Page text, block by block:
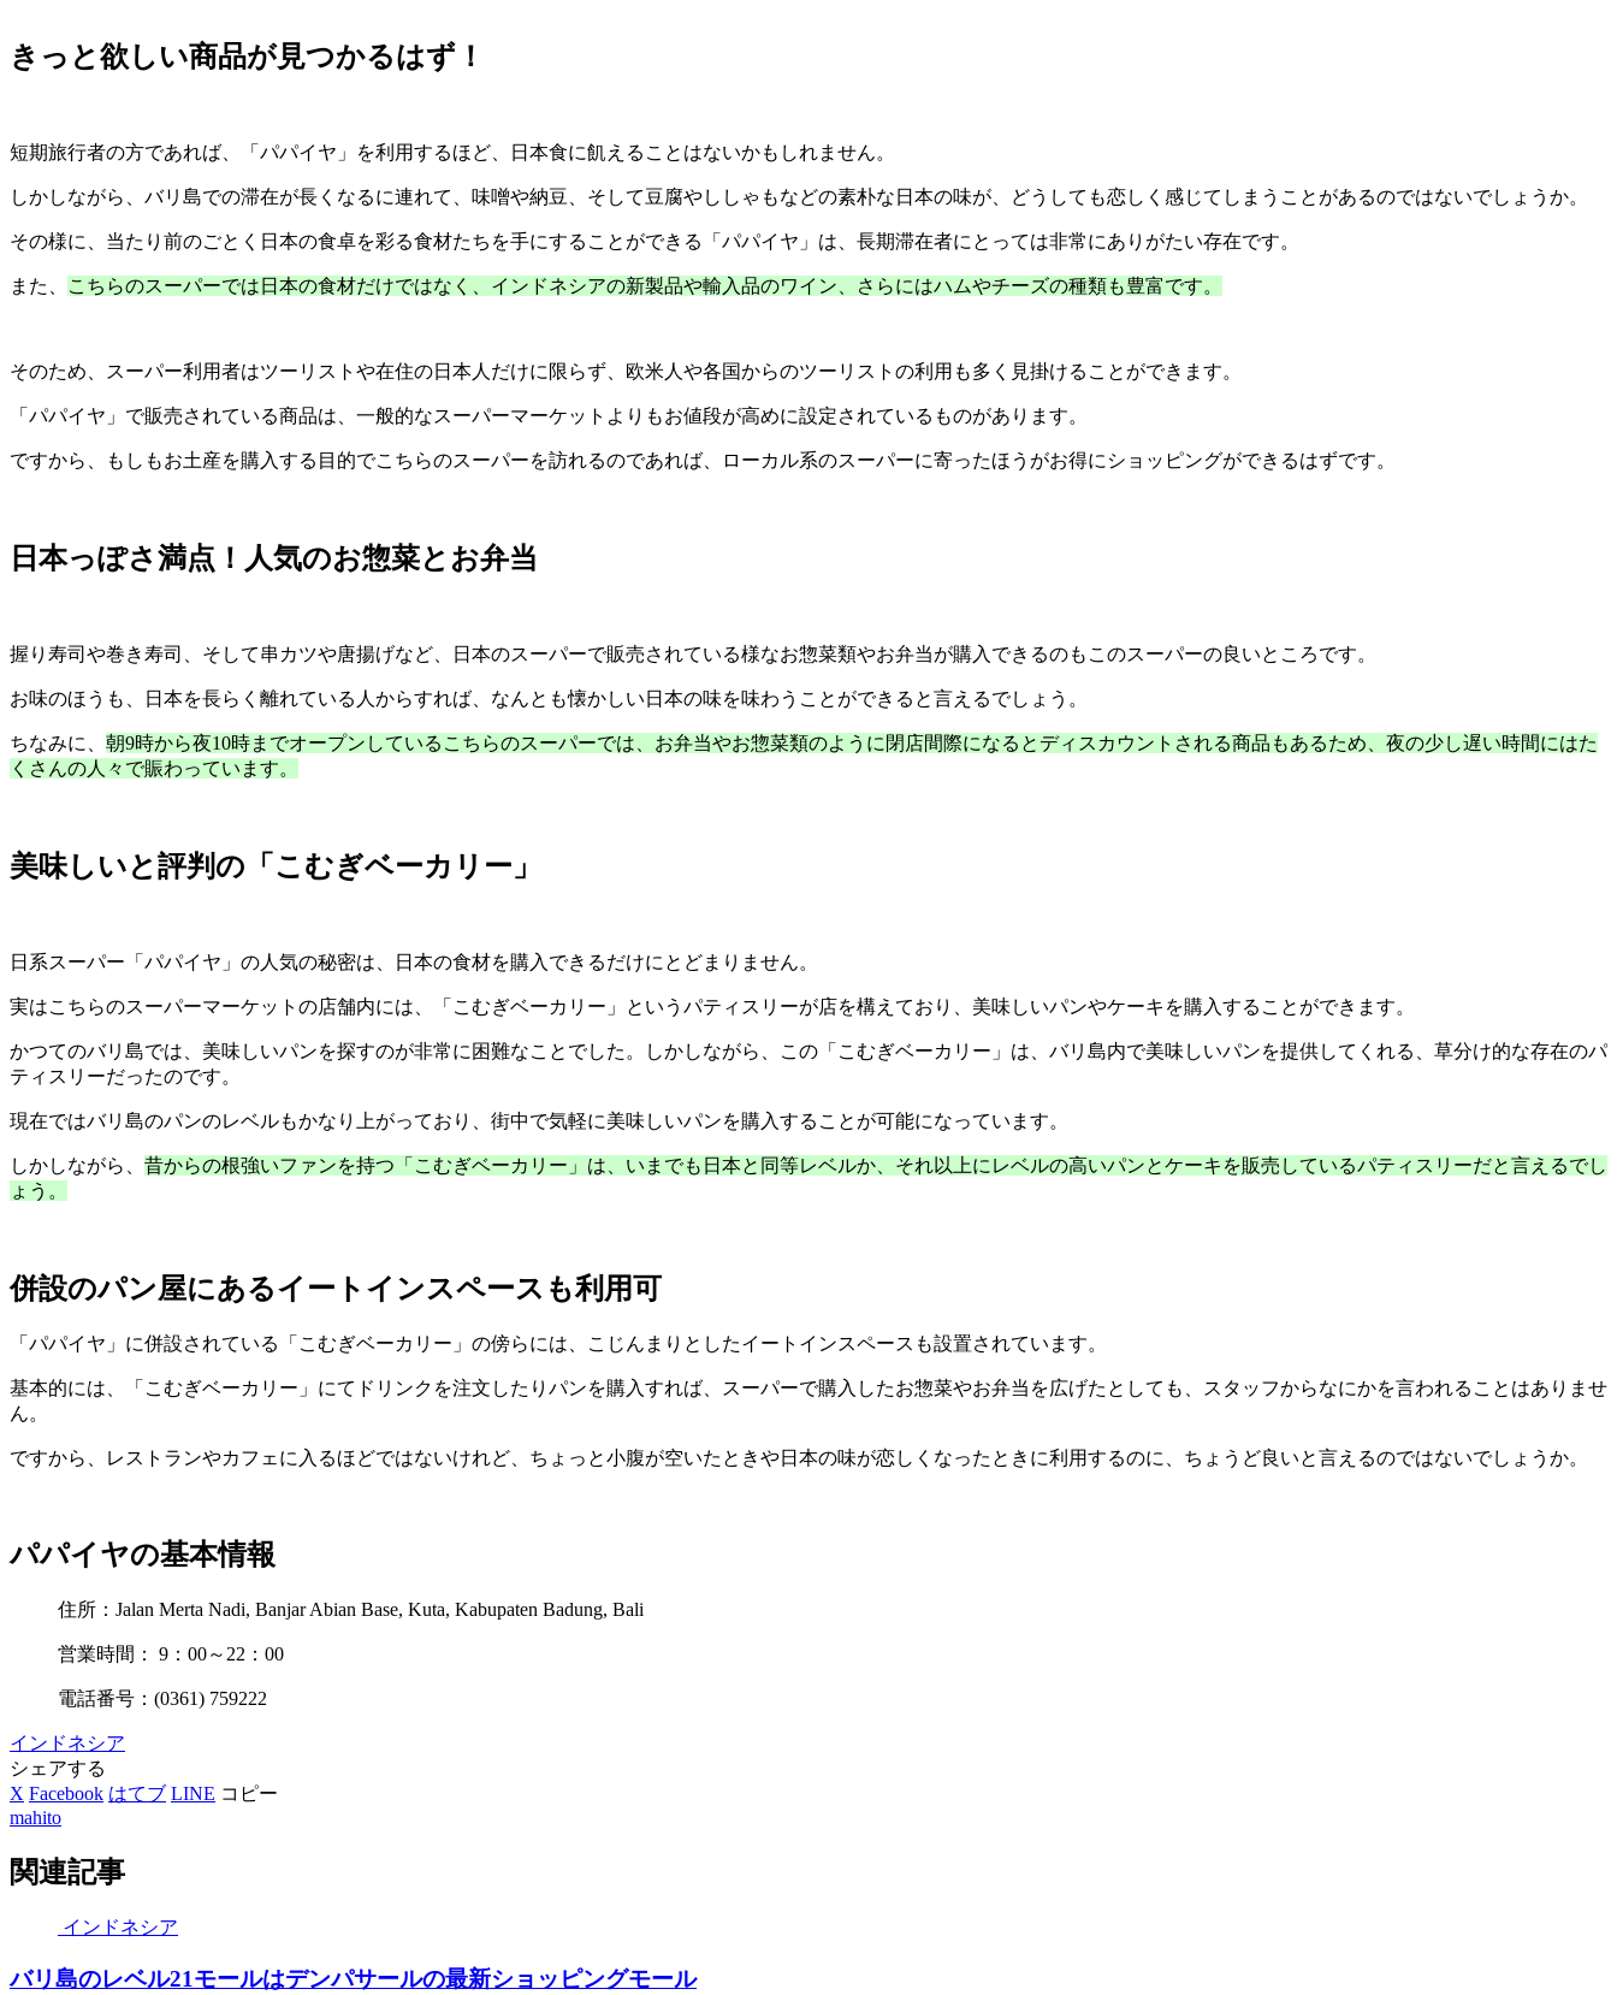
きっと欲しい商品が見つかるはず！
短期旅行者の方であれば、「パパイヤ」を利用するほど、日本食に飢えることはないかもしれません。
しかしながら、バリ島での滞在が長くなるに連れて、味噌や納豆、そして豆腐やししゃもなどの素朴な日本の味が、どうしても恋しく感じてしまうことがあるのではないでしょうか。
その様に、当たり前のごとく日本の食卓を彩る食材たちを手にすることができる「パパイヤ」は、長期滞在者にとっては非常にありがたい存在です。
また、 こちらのスーパーでは日本の食材だけではなく、インドネシアの新製品や輸入品のワイン、さらにはハムやチーズの種類も豊富です。
そのため、スーパー利用者はツーリストや在住の日本人だけに限らず、欧米人や各国からのツーリストの利用も多く見掛けることができます。
「パパイヤ」で販売されている商品は、一般的なスーパーマーケットよりもお値段が高めに設定されているものがあります。
ですから、もしもお土産を購入する目的でこちらのスーパーを訪れるのであれば、ローカル系のスーパーに寄ったほうがお得にショッピングができるはずです。
日本っぽさ満点！人気のお惣菜とお弁当
握り寿司や巻き寿司、そして串カツや唐揚げなど、日本のスーパーで販売されている様なお惣菜類やお弁当が購入できるのもこのスーパーの良いところです。
お味のほうも、日本を長らく離れている人からすれば、なんとも懐かしい日本の味を味わうことができると言えるでしょう。
ちなみに、 朝9時から夜10時までオープンしているこちらのスーパーでは、お弁当やお惣菜類のように閉店間際になるとディスカウントされる商品もあるため、夜の少し遅い時間にはた
くさんの人々で賑わっています。
美味しいと評判の「こむぎベーカリー」
日系スーパー「パパイヤ」の人気の秘密は、日本の食材を購入できるだけにとどまりません。
実はこちらのスーパーマーケットの店舗内には、「こむぎベーカリー」というパティスリーが店を構えており、美味しいパンやケーキを購入することができます。
かつてのバリ島では、美味しいパンを探すのが非常に困難なことでした。しかしながら、この「こむぎベーカリー」は、バリ島内で美味しいパンを提供してくれる、草分け的な存在のパ
ティスリーだったのです。
現在ではバリ島のパンのレベルもかなり上がっており、街中で気軽に美味しいパンを購入することが可能になっています。
しかしながら、 昔からの根強いファンを持つ「こむぎベーカリー」は、いまでも日本と同等レベルか、それ以上にレベルの高いパンとケーキを販売しているパティスリーだと言えるでし
ょう。
併設のパン屋にあるイートインスペースも利用可
「パパイヤ」に併設されている「こむぎベーカリー」の傍らには、こじんまりとしたイートインスペースも設置されています。
基本的には、「こむぎベーカリー」にてドリンクを注文したりパンを購入すれば、スーパーで購入したお惣菜やお弁当を広げたとしても、スタッフからなにかを言われることはありませ
ん。
ですから、レストランやカフェに入るほどではないけれど、ちょっと小腹が空いたときや日本の味が恋しくなったときに利用するのに、ちょうど良いと言えるのではないでしょうか。
パパイヤの基本情報
住所：Jalan Merta Nadi, Banjar Abian Base, Kuta, Kabupaten Badung, Bali
営業時間： 9：00～22：00
電話番号：(0361) 759222
インドネシア
シェアする
X Facebook はてブ LINE コピー
mahito
関連記事
インドネシア
バリ島のレベル21モールはデンパサールの最新ショッピングモール